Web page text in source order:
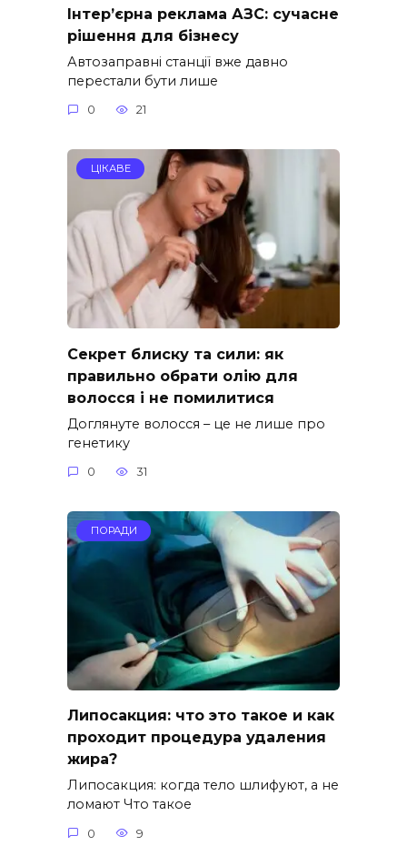
Інтер’єрна реклама АЗС: сучасне
рішення для бізнесу
Автозаправні станції вже давно
перестали бути лише
0 21
ЦІКАВЕ
Секрет блиску та сили: як
правильно обрати олію для
волосся і не помилитися
Доглянуте волосся – це не лише про
генетику
0 31
ПОРАДИ
Липосакция: что это такое и как
проходит процедура удаления
жира?
Липосакция: когда тело шлифуют, а не
ломают Что такое
0 9